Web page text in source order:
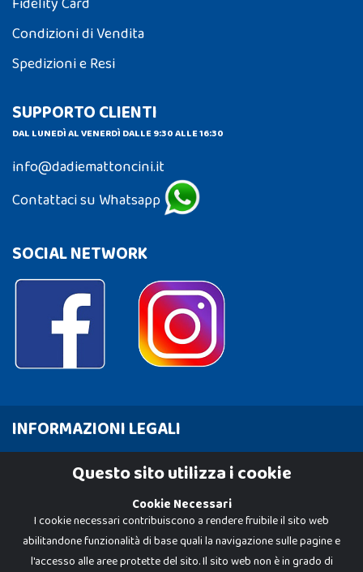
Condizioni di Vendita
Spedizioni e Resi
SUPPORTO CLIENTI
DAL LUNEDÌ AL VENERDÌ DALLE 9:30 ALLE 16:30
info@dadiemattoncini.it
Contattaci su Whatsapp
SOCIAL NETWORK
INFORMAZIONI LEGALI
Cookie PolicyQuesto sito utilizza i cookie
Cookie Necessari
I cookie necessari contribuiscono a rendere fruibile il sito web
abilitandone funzionalità di base quali la navigazione sulle pagine e
l'accesso alle aree protette del sito. Il sito web non è in grado di